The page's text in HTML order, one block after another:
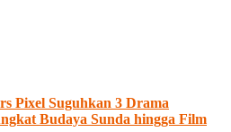
Pixel Suguhkan 3 Drama
Budaya Sunda hingga Film